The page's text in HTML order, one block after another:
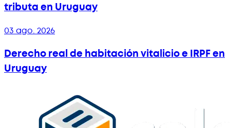
tributa en Uruguay
03 ago. 2026
Derecho real de habitación vitalicio e IRPF en
Uruguay